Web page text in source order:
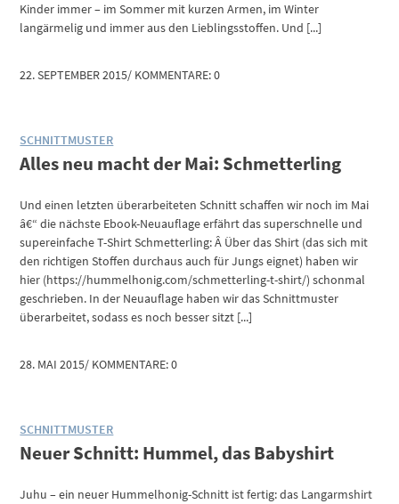
Kinder immer – im Sommer mit kurzen Armen, im Winter
langärmelig und immer aus den Lieblingsstoffen. Und [...]
22. SEPTEMBER 2015/ KOMMENTARE: 0
SCHNITTMUSTER
Alles neu macht der Mai: Schmetterling
Und einen letzten überarbeiteten Schnitt schaffen wir noch im Mai
â€“ die nächste Ebook-Neuauflage erfährt das superschnelle und
supereinfache T-Shirt Schmetterling: Â­ Über das Shirt (das sich mit
den richtigen Stoffen durchaus auch für Jungs eignet) haben wir
hier (https://hummelhonig.com/schmetterling-t-shirt/) schonmal
geschrieben. In der Neuauflage haben wir das Schnittmuster
überarbeitet, sodass es noch besser sitzt [...]
28. MAI 2015/ KOMMENTARE: 0
SCHNITTMUSTER
Neuer Schnitt: Hummel, das Babyshirt
Juhu – ein neuer Hummelhonig-Schnitt ist fertig: das Langarmshirt